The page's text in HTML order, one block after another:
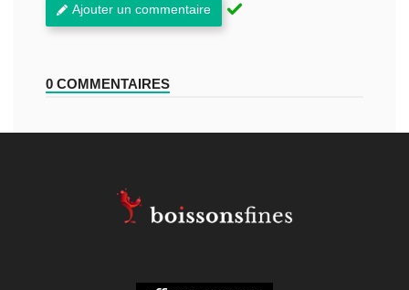
Ajouter un commentaire
0 COMMENTAIRES